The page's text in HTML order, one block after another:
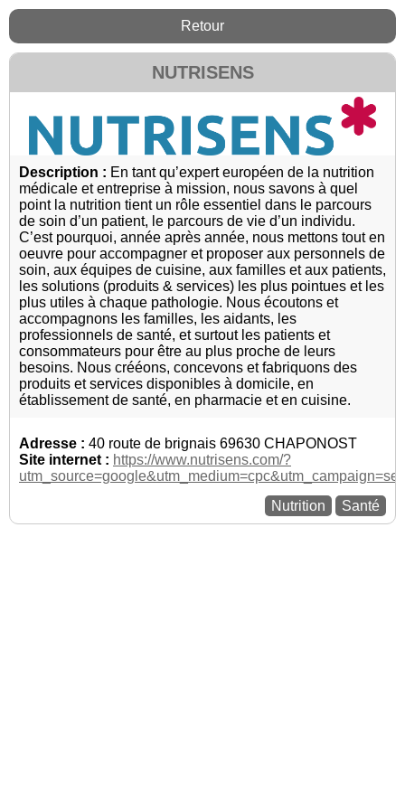
Retour
NUTRISENS
Description : En tant qu’expert européen de la nutrition
médicale et entreprise à mission, nous savons à quel
point la nutrition tient un rôle essentiel dans le parcours
de soin d’un patient, le parcours de vie d’un individu.
C’est pourquoi, année après année, nous mettons tout en
oeuvre pour accompagner et proposer aux personnels de
soin, aux équipes de cuisine, aux familles et aux patients,
les solutions (produits & services) les plus pointues et les
plus utiles à chaque pathologie. Nous écoutons et
accompagnons les familles, les aidants, les
professionnels de santé, et surtout les patients et
consommateurs pour être au plus proche de leurs
besoins. Nous crééons, concevons et fabriquons des
produits et services disponibles à domicile, en
établissement de santé, en pharmacie et en cuisine.
Adresse : 40 route de brignais 69630 CHAPONOST
Site internet : https://www.nutrisens.com/?
Nutrition
Santé